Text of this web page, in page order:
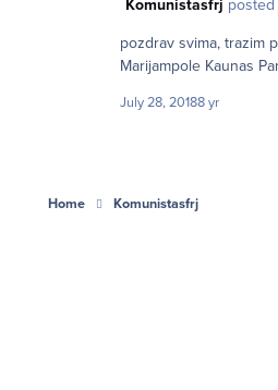
Komunistasfrj
pozdrav svima, trazim putnike koji bi isli samnom
July 28, 20188 yr
Home Komunistasfrj